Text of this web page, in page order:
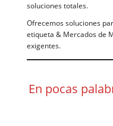
soluciones totales.
Ofrecemos soluciones
etiqueta & Mercados de
exigentes.
En pocas